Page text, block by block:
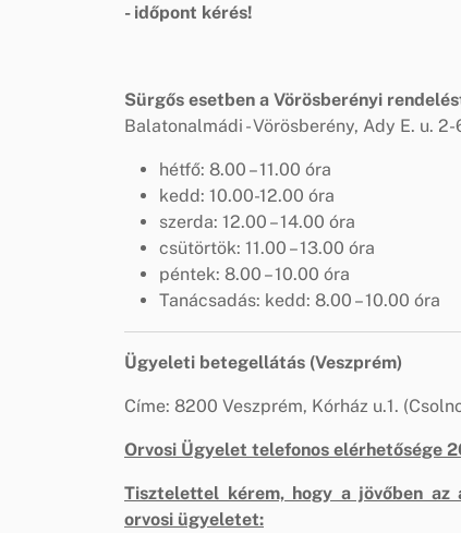
- időpont kérés!
Sürgős esetben a Vörösberényi
Balatonalmádi - Vörösberény, Ady E. u. 2-
hétfő: 8.00 – 11.00 óra
kedd: 10.00-12.00 óra
szerda: 12.00 – 14.00 óra
csütörtök: 11.00 – 13.00 óra
péntek: 8.00 – 10.00 óra
Tanácsadás: kedd: 8.00 – 10.00 óra
Ügyeleti betegellátás (Veszprém)
Címe: 8200 Veszprém, Kórház u.1.
Orvosi Ügyelet telefonos elérhetősége
Tisztelettel kérem, hogy a jövőben az
orvosi ügyeletet: